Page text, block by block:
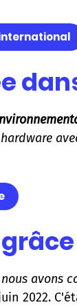
avons
2022.